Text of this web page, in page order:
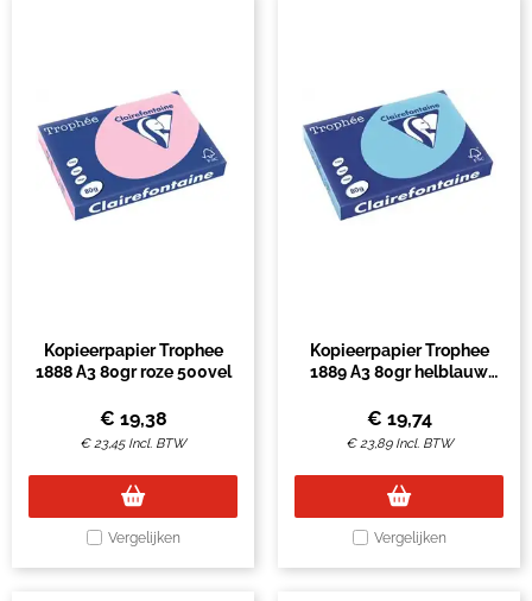
Kopieerpapier Trophee
1888 A3 80gr roze 500vel
€ 19,38
€23,45 Incl. BTW
Vergelijken
Kopieerpapier Trophee
1889 A3 80gr helblauw
€ 19,74
€23,89 Incl. BTW
Vergelijken